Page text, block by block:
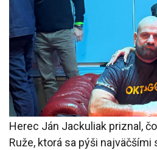
Herec Ján Jackuliak priznal,
Ruže, ktorá sa pýši